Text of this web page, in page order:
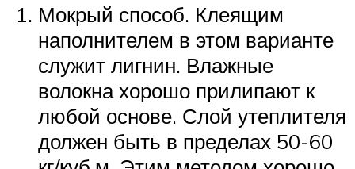
Мокрый способ. Клеящим
наполнителем в этом варианте
служит лигнин. Влажные
волокна хорошо прилипают к
любой основе. Слой утеплителя
должен быть в пределах 50-60